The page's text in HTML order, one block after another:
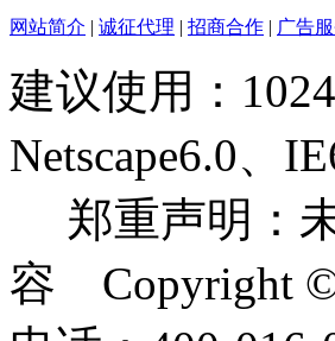
网站简介 | 诚征代理 | 招商合作 | 广告
建议使用：
Netscape6.0、
郑重声明：
容 Copyright